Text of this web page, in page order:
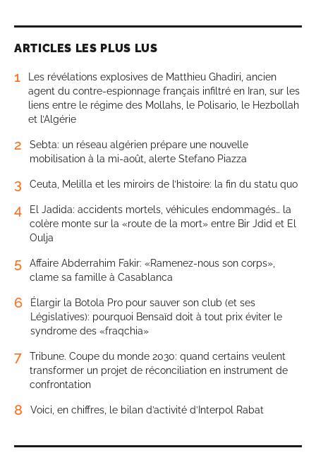
ARTICLES LES PLUS LUS
1
Les révélations explosives de Matthieu Ghadiri, ancien
agent du contre-espionnage français infiltré en Iran, sur les
liens entre le régime des Mollahs, le Polisario, le Hezbollah
et l’Algérie
2
Sebta: un réseau algérien prépare une nouvelle
mobilisation à la mi-août, alerte Stefano Piazza
3 Ceuta, Melilla et les miroirs de l’histoire: la fin du statu quo
4
El Jadida: accidents mortels, véhicules endommagés… la
colère monte sur la «route de la mort» entre Bir Jdid et El
Oulja
5
Affaire Abderrahim Fakir: «Ramenez-nous son corps»,
clame sa famille à Casablanca
6
Élargir la Botola Pro pour sauver son club (et ses
Législatives): pourquoi Bensaïd doit à tout prix éviter le
syndrome des «fraqchia»
7
Tribune. Coupe du monde 2030: quand certains veulent
transformer un projet de réconciliation en instrument de
confrontation
8 Voici, en chiffres, le bilan d’activité d’Interpol Rabat